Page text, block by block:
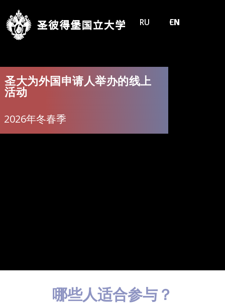
圣大为外国申请人举办的线上
活动
2026年冬春季
哪些人适合参与？